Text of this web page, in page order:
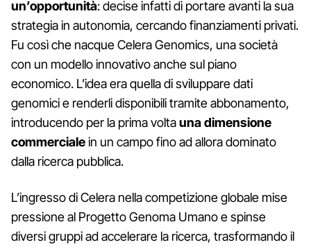
un’opportunità: decise infatti di portare avanti la sua
strategia in autonomia, cercando finanziamenti privati.
Fu così che nacque Celera Genomics, una società
con un modello innovativo anche sul piano
economico. L’idea era quella di sviluppare dati
genomici e renderli disponibili tramite abbonamento,
introducendo per la prima voltauna dimensione
commercialein un campo fino ad allora dominato
dalla ricerca pubblica.
L’ingresso di Celera nella competizione globale mise
pressione al Progetto Genoma Umano e spinse
diversi gruppi ad accelerare la ricerca, trasformando il